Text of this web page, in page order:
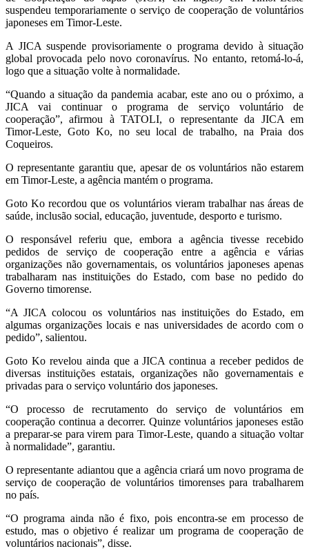
suspendeu temporariamente o serviço de cooperação de voluntários
japoneses em Timor-Leste.
A JICA suspende provisoriamente o programa devido à situação
global provocada pelo novo coronavírus. No entanto, retomá-lo-á,
logo que a situação volte à normalidade.
“Quando a situação da pandemia acabar, este ano ou o próximo, a
JICA vai continuar o programa de serviço voluntário de
cooperação”, afirmou à TATOLI, o representante da JICA em
Timor-Leste, Goto Ko, no seu local de trabalho, na Praia dos
Coqueiros.
O representante garantiu que, apesar de os voluntários não estarem
em Timor-Leste, a agência mantém o programa.
Goto Ko recordou que os voluntários vieram trabalhar nas áreas de
saúde, inclusão social, educação, juventude, desporto e turismo.
O responsável referiu que, embora a agência tivesse recebido
pedidos de serviço de cooperação entre a agência e várias
organizações não governamentais, os voluntários japoneses apenas
trabalharam nas instituições do Estado, com base no pedido do
Governo timorense.
“A JICA colocou os voluntários nas instituições do Estado, em
algumas organizações locais e nas universidades de acordo com o
pedido”, salientou.
Goto Ko revelou ainda que a JICA continua a receber pedidos de
diversas instituições estatais, organizações não governamentais e
privadas para o serviço voluntário dos japoneses.
“O processo de recrutamento do serviço de voluntários em
cooperação continua a decorrer. Quinze voluntários japoneses estão
a preparar-se para virem para Timor-Leste, quando a situação voltar
à normalidade”, garantiu.
O representante adiantou que a agência criará um novo programa de
serviço de cooperação de voluntários timorenses para trabalharem
no país.
“O programa ainda não é fixo, pois encontra-se em processo de
estudo, mas o objetivo é realizar um programa de cooperação de
voluntários nacionais”, disse.